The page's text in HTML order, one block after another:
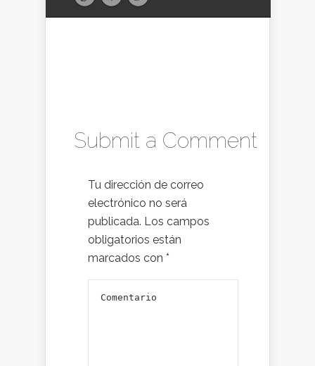
Submit a Comment
Tu dirección de correo
electrónico no será
publicada. Los campos
obligatorios están
marcados con *